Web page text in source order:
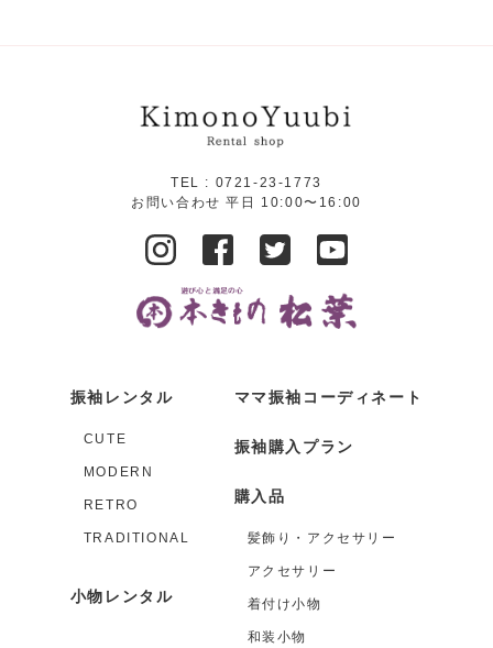
TEL : 0721-23-1773
お問い合わせ 平日 10:00〜16:00
振袖レンタル
CUTE
MODERN
RETRO
TRADITIONAL
小物レンタル
ママ振袖コーディネート
振袖購入プラン
購入品
髪飾り・アクセサリー
アクセサリー
着付け小物
和装小物